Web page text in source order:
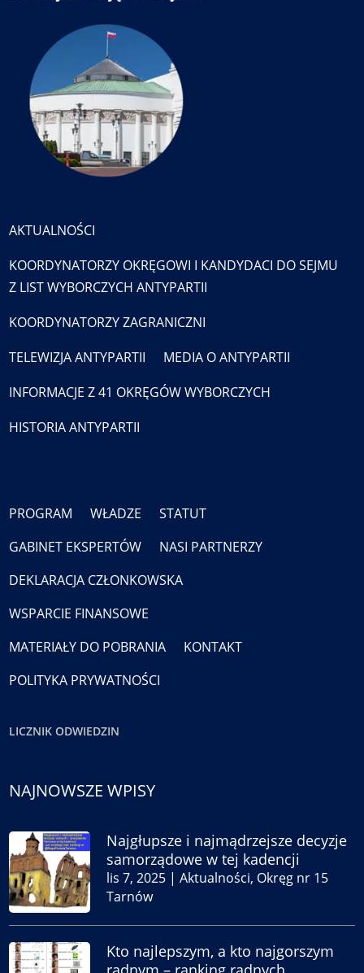
AKTUALNOŚCI
KOORDYNATORZY OKRĘGOWI I KANDYDACI DO SEJMU
Z LIST WYBORCZYCH ANTYPARTII
KOORDYNATORZY ZAGRANICZNI
TELEWIZJA ANTYPARTII
MEDIA O ANTYPARTII
INFORMACJE Z 41 OKRĘGÓW WYBORCZYCH
HISTORIA ANTYPARTII
PROGRAM WŁADZE
STATUT
GABINET EKSPERTÓW
NASI PARTNERZY
DEKLARACJA CZŁONKOWSKA
WSPARCIE FINANSOWE
MATERIAŁY DO POBRANIA
KONTAKT
POLITYKA PRYWATNOŚCI
LICZNIK ODWIEDZIN
NAJNOWSZE WPISY
Najgłupsze i najmądrzejsze decyzje
samorządowe w tej kadencji
lis 7, 2025 |Aktualności, Okręg nr 15
Tarnów
Kto najlepszym, a kto najgorszym